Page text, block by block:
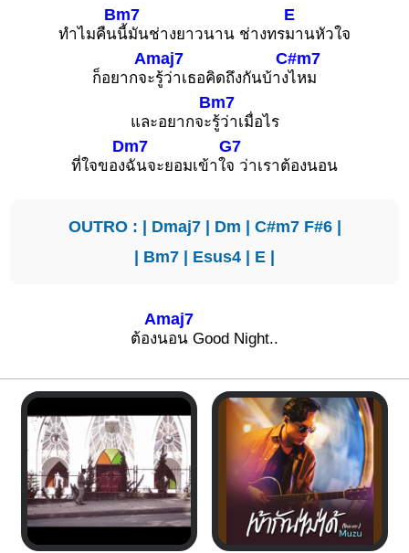
ทำไมคืน
Bm7
นี้มันช่างยาวนาน ช่างทร
E
มานหัวใจ
ก็อยากจ
Amaj7
ะรู้ว่าเธอคิดถึงกันบ้าง
C#m7
ไหม
และอยากจะ
Bm7
รู้ว่าเมื่อไร
ที่ใจของ
Dm7
ฉันจะยอมเข้าใ
G7
จ ว่าเราต้องนอน
OUTRO : | Dmaj7| Dm | C#m7 F#6|
| Bm7 | Esus4 | E |
ต้อง
Amaj7
นอน Good Night..